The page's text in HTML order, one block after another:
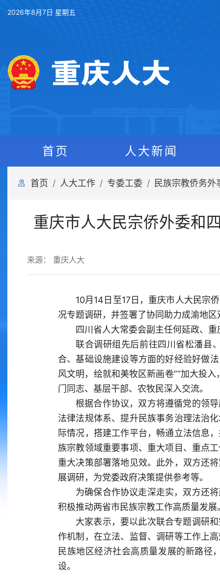
2026年8月7日 星期五
首页 人大新闻
首页 人大工作 专委工委 民族宗教侨务外
重庆市人大民宗侨外委和
来源： 重庆人大
10月14日至17日，重庆市人大民宗
况专题调研，并签署了协同助力成渝地
四川省人大常委会副主任何延政、
联合调研组先后前往四川省松潘县
合、基础设施建设等方面的好经验好做
风文明，绘就和美牧区新画卷”“加大投
门同志、基层干部、农牧民深入交流。
根据合作协议，双方将遵循党的领
法律法规体系、提升民族事务治理法治
际情况，搭建工作平台，畅通立法信息
族宗教领域重要事项、重大项目、重点
重大决策部署落地见效。此外，双方还
展调研，为党委政府决策提供参考等。
为确保合作协议走深走实，双方还
积极推动两省市民族宗教工作高质量发展
大家表示，要以此次联合专题调研
作机制，在立法、监督、调研等工作上
民族地区经济社会高质量发展的新路径
设。